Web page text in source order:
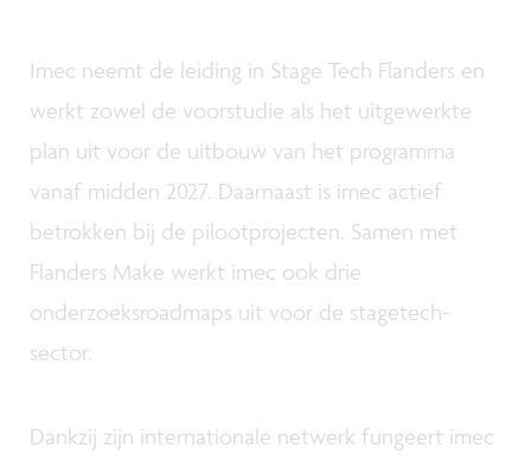
Imec neemt de leiding in Stage Tech Flanders en
werkt zowel de voorstudie als het uitgewerkte
plan uit voor de uitbouw van het programma
vanaf midden 2027. Daarnaast is imec actief
betrokken bij de pilootprojecten. Samen met
Flanders Make werkt imec ook drie
onderzoeksroadmaps uit voor de stagetech-
sector.
Dankzij zijn internationale netwerk fungeert imec